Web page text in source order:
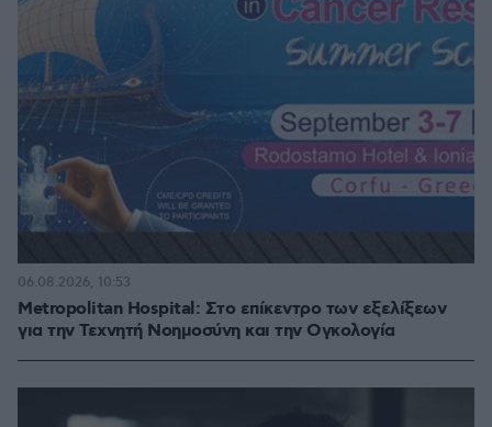
Metropolitan Hospital: Στο επίκεντρο των εξελίξεων
για την Τεχνητή Νοημοσύνη και την Ογκολογία
06.08.2026, 10:53